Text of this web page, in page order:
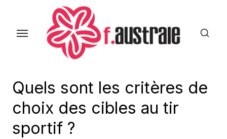
Quels sont les critères de
choix des cibles au tir
sportif ?